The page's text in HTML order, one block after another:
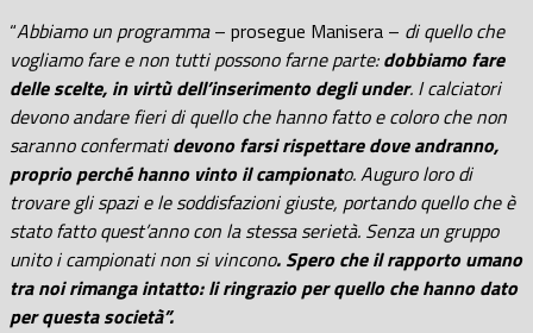
“Abbiamo un programma– prosegue Manisera – di quello che
vogliamo fare e non tutti possono farne parte:dobbiamo fare
delle scelte, in virtù dell’inserimento degli under. I calciatori
devono andare fieri di quello che hanno fatto e coloro che non
saranno confermatidevono farsi rispettare dove andranno,
proprio perché hanno vinto il campionato. Auguro loro di
trovare gli spazi e le soddisfazioni giuste, portando quello che è
stato fatto quest’anno con la stessa serietà. Senza un gruppo
unito i campionati non si vincono. Spero che il rapporto umano
tra noi rimanga intatto: li ringrazio per quello che hanno dato
per questa società”.